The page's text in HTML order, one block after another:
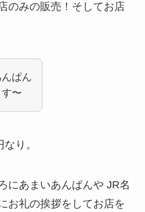
のみの販売！そしてお店
ぱん
〜
り。
にあまいあんぱんや JR名
お礼の挨拶をしてお店を